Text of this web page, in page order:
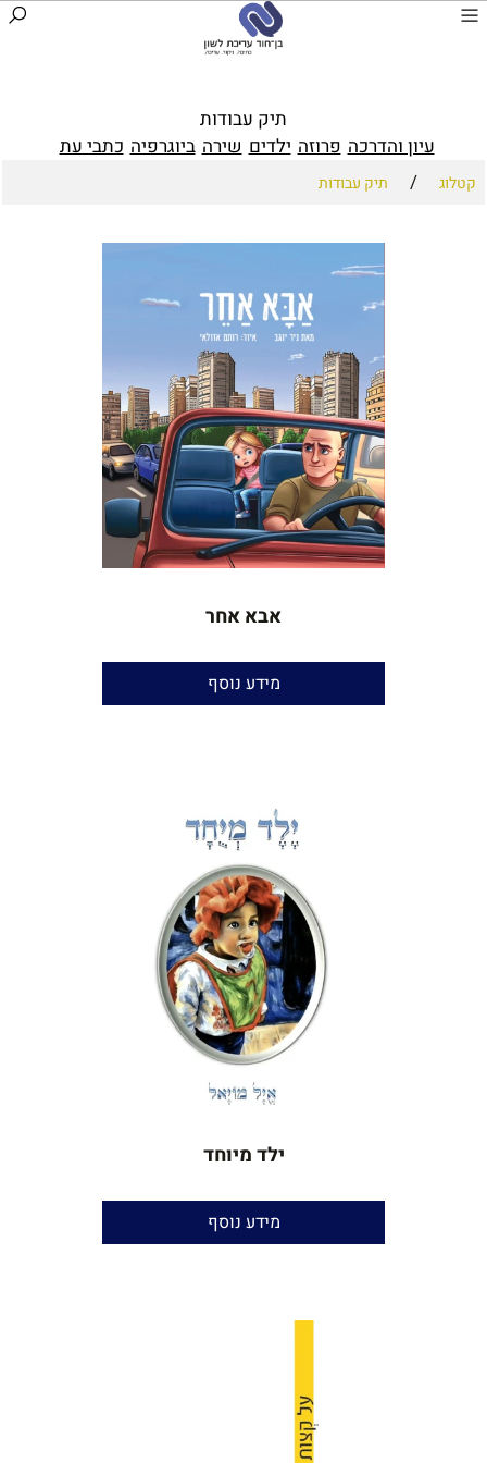
תיק עבודות
עיון והדרכה פרוזה ילדים שירה ביוגרפיה כתבי עת
קטלוג / תיק עבודות
אבא אחר
הוצאה: עצמית
עריכה וניקוד: יאיר בן־חור
מידע נוסף
ילד מיוחד
הוצאה: עצמית
עריכה וניקוד: יאיר בן־חור
מידע נוסף